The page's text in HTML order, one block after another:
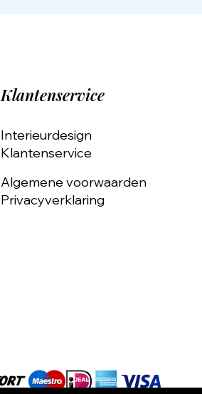
Klantenservice
Interieurdesign
Klantenservice
Algemene voorwaarden
Privacyverklaring